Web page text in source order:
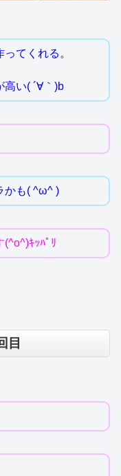
てくれる。
い( ´∀｀)b
かも( ^ω^ )
ｷｯﾊﾟﾘ
目